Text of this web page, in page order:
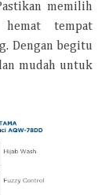
memilih
tempat
Dengan begitu
mudah untuk